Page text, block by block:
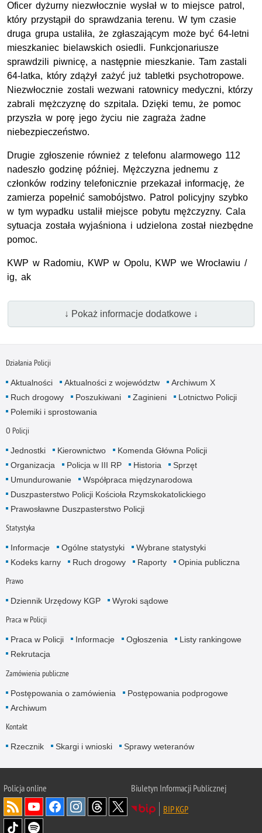
Oficer dyżurny niezwłocznie wysłał w to miejsce patrol,
który przystąpił do sprawdzania terenu. W tym czasie
druga grupa ustaliła, że zgłaszającym może być 64-letni
mieszkaniec bielawskich osiedli. Funkcjonariusze
sprawdzili piwnicę, a następnie mieszkanie. Tam zastali
64-latka, który zdążył zażyć już tabletki psychotropowe.
Niezwłocznie zostali wezwani ratownicy medyczni, którzy
zabrali mężczyznę do szpitala. Dzięki temu, że pomoc
przyszła w porę jego życiu nie zagraża żadne
niebezpieczeństwo.
Drugie zgłoszenie również z telefonu alarmowego 112
nadeszło godzinę później. Mężczyzna jednemu z
członków rodziny telefonicznie przekazał informację, że
zamierza popełnić samobójstwo. Patrol policyjny szybko
w tym wypadku ustalił miejsce pobytu mężczyzny. Cala
sytuacja została wyjaśniona i udzielona został niezbędne
pomoc.
KWP w Radomiu, KWP w Opolu, KWP we Wrocławiu /
ig, ak
↓ Pokaż informacje dodatkowe ↓
Działania Policji
Aktualności Aktualności z województw
Archiwum X
Ruch drogowy
Poszukiwani Zaginieni
Lotnictwo Policji
Polemiki i sprostowania
O Policji
Jednostki Kierownictwo
Komenda Główna Policji
Organizacja
Policja w III RP Historia
Sprzęt
Umundurowanie
Współpraca międzynarodowa
Duszpasterstwo Policji Kościoła Rzymskokatolickiego
Prawosławne Duszpasterstwo Policji
Statystyka
Informacje Ogólne statystyki
Wybrane statystyki
Kodeks karny
Ruch drogowy Raporty Opinia publiczna
Prawo
Dziennik Urzędowy KGP Wyroki sądowe
Praca w Policji
Praca w Policji Informacje Ogłoszenia
Listy rankingowe
Rekrutacja
Zamówienia publiczne
Postępowania o zamówienia
Postępowania podprogowe
Archiwum
Kontakt
Rzecznik Skargi i wnioski Sprawy weteranów
Policjaonline
Biuletyn Informacji Publicznej
BIP KGP